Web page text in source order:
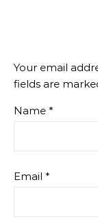
Your email
fields are
Name *
Email *